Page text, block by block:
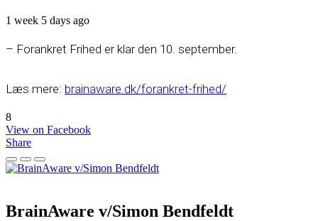
1 week 5 days ago
– Forankret Frihed er klar den 10. september.
Læs mere: brainaware.dk/forankret-frihed/
8
View on Facebook
Share
BrainAware v/Simon Bendfeldt